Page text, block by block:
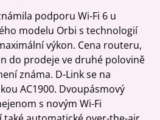
podporu Wi-Fi 6 u
modelu Orbi s technologií
výkon. Cena routeru,
do prodeje ve druhé polovině
známa. D-Link se na
AC1900. Dvoupásmový
s novým Wi-Fi